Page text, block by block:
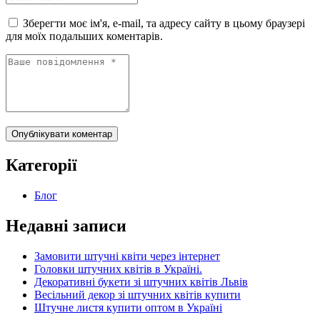
Зберегти моє ім'я, e-mail, та адресу сайту в цьому браузері
для моїх подальших коментарів.
Опублікувати коментар
Категорії
Блог
Недавні записи
Замовити штучні квіти через інтернет
Головки штучних квітів в Україні.
Декоративні букети зі штучних квітів Львів
Весільний декор зі штучних квітів купити
Штучне листя купити оптом в Україні